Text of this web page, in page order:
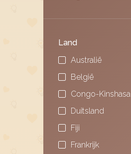
Land
Australië
België
Congo-Kinshasa
Duitsland
Fiji
Frankrijk